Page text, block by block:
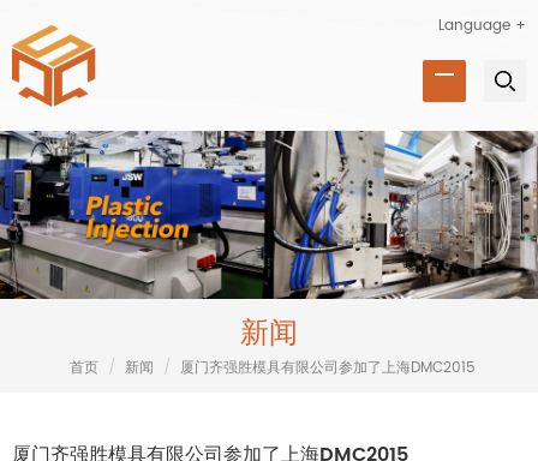
Language +
新闻
首页 / 新闻 / 厦门齐强胜模具有限公司参加了上海DMC2015